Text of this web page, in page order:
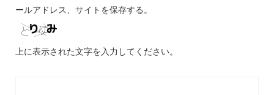
ールアドレス、サイトを保存する。
上に表示された文字を入力してください。